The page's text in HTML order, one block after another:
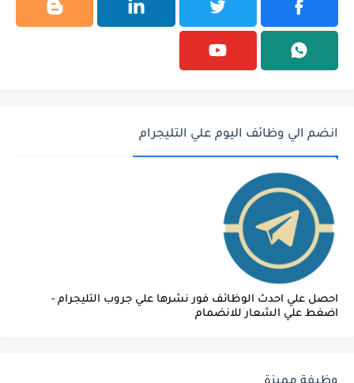
انضم الي وظائف اليوم علي التليجرام
احصل علي احدث الوظائف فور نشرها علي جروب التليجرام -
اضغط علي الشعار للانضمام